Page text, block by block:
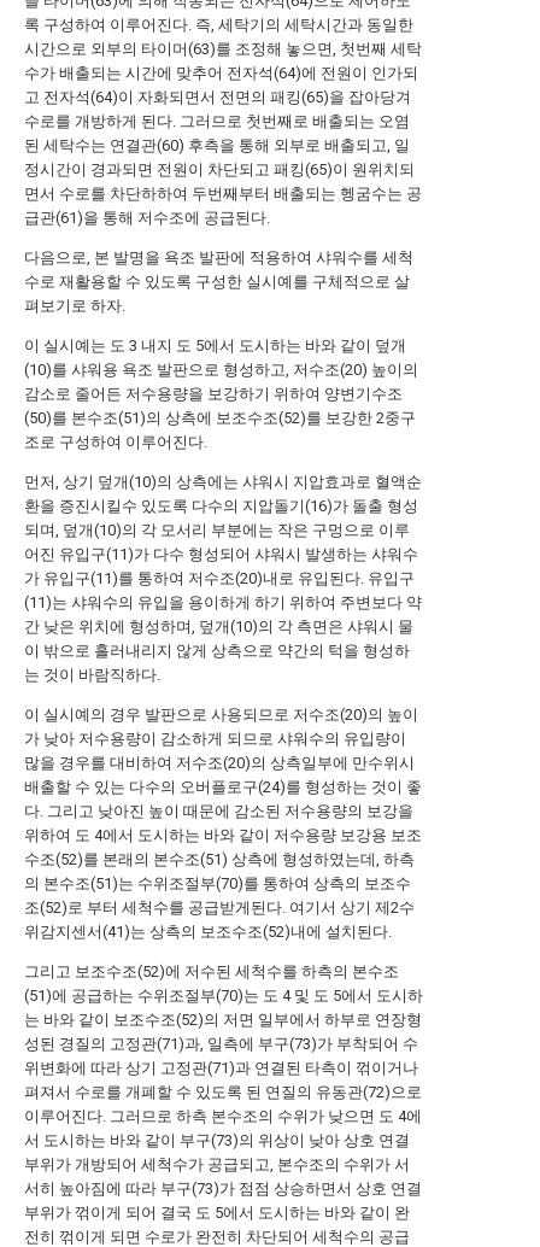
록 구성하여 이루어진다. 즉, 세탁기의 세탁시간과 동일한
시간으로 외부의 타이머(63)를 조정해 놓으면, 첫번째 세탁
수가 배출되는 시간에 맞추어 전자석(64)에 전원이 인가되
고 전자석(64)이 자화되면서 전면의 패킹(65)을 잡아당겨
수로를 개방하게 된다. 그러므로 첫번째로 배출되는 오염
된 세탁수는 연결관(60) 후측을 통해 외부로 배출되고, 일
정시간이 경과되면 전원이 차단되고 패킹(65)이 원위치되
면서 수로를 차단하하여 두번째부터 배출되는 헹굼수는 공
급관(61)을 통해 저수조에 공급된다.
다음으로, 본 발명을 욕조 발판에 적용하여 샤워수를 세척
수로 재활용할 수 있도록 구성한 실시예를 구체적으로 살
펴보기로 하자.
이 실시예는 도 3 내지 도 5에서 도시하는 바와 같이 덮개
(10)를 샤워용 욕조 발판으로 형성하고, 저수조(20) 높이의
감소로 줄어든 저수용량을 보강하기 위하여 양변기수조
(50)를 본수조(51)의 상측에 보조수조(52)를 보강한 2중구
조로 구성하여 이루어진다.
먼저, 상기 덮개(10)의 상측에는 샤워시 지압효과로 혈액순
환을 증진시킬수 있도록 다수의 지압돌기(16)가 돌출 형성
되며, 덮개(10)의 각 모서리 부분에는 작은 구멍으로 이루
어진 유입구(11)가 다수 형성되어 샤워시 발생하는 샤워수
가 유입구(11)를 통하여 저수조(20)내로 유입된다. 유입구
(11)는 샤워수의 유입을 용이하게 하기 위하여 주변보다 약
간 낮은 위치에 형성하며, 덮개(10)의 각 측면은 샤워시 물
이 밖으로 흘러내리지 않게 상측으로 약간의 턱을 형성하
는 것이 바람직하다.
이 실시예의 경우 발판으로 사용되므로 저수조(20)의 높이
가 낮아 저수용량이 감소하게 되므로 샤워수의 유입량이
많을 경우를 대비하여 저수조(20)의 상측일부에 만수위시
배출할 수 있는 다수의 오버플로구(24)를 형성하는 것이 좋
다. 그리고 낮아진 높이 때문에 감소된 저수용량의 보강을
위하여 도 4에서 도시하는 바와 같이 저수용량 보강용 보조
수조(52)를 본래의 본수조(51) 상측에 형성하였는데, 하측
의 본수조(51)는 수위조절부(70)를 통하여 상측의 보조수
조(52)로 부터 세척수를 공급받게된다. 여기서 상기 제2수
위감지센서(41)는 상측의 보조수조(52)내에 설치된다.
그리고 보조수조(52)에 저수된 세척수를 하측의 본수조
(51)에 공급하는 수위조절부(70)는 도 4 및 도 5에서 도시하
는 바와 같이 보조수조(52)의 저면 일부에서 하부로 연장형
성된 경질의 고정관(71)과, 일측에 부구(73)가 부착되어 수
위변화에 따라 상기 고정관(71)과 연결된 타측이 꺾이거나
펴져서 수로를 개폐할 수 있도록 된 연질의 유동관(72)으로
이루어진다. 그러므로 하측 본수조의 수위가 낮으면 도 4에
서 도시하는 바와 같이 부구(73)의 위상이 낮아 상호 연결
부위가 개방되어 세척수가 공급되고, 본수조의 수위가 서
서히 높아짐에 따라 부구(73)가 점점 상승하면서 상호 연결
부위가 꺾이게 되어 결국 도 5에서 도시하는 바와 같이 완
전히 꺾이게 되면 수로가 완전히 차단되어 세척수의 공급